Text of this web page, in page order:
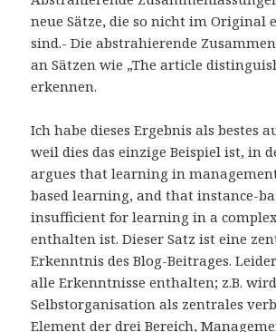
neue Sätze, die so nicht im Original
sind.- Die abstrahierende
an Sätzen wie „The article
erkennen.
Ich habe dieses Ergebnis als bestes
weil dies das einzige Beispiel ist, in
argues that learning in
based learning, and that instance-
insufficient for learning in a
enthalten ist. Dieser Satz ist eine
Erkenntnis des Blog-Beitrages.
alle Erkenntnisse enthalten; z.B.
Selbstorganisation als zentrales
Element der drei Bereich,